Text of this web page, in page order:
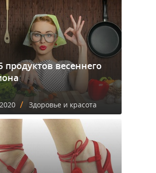
продуктов весеннего
/ Здоровье и красота